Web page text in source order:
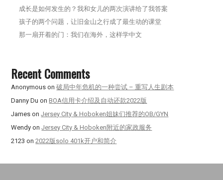
成长是如何发生的？我和女儿的两次演讲给了我答案
孩子的两个问题，让旧金山之行成了最生动的课堂
那一扇开着的门：我们在海外，这样学中文
Recent Comments
Anonymous on破局中年危机的一种尝试 – 重写人生剧本
Danny Du onBOA信用卡介绍及自动还款2022版
James onJersey City & Hoboken姐妹们推荐的OB/GYN
Wendy onJersey City & Hoboken附近的家政服务
2123 on2022版solo 401k开户和简介